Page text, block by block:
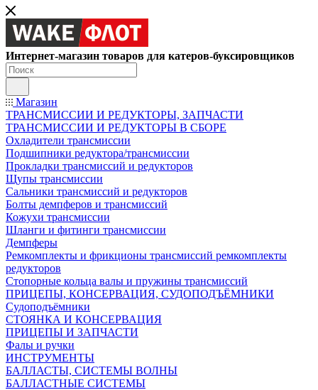
Интернет-магазин товаров для катеров-буксировщиков
Магазин
ТРАНСМИССИИ И РЕДУКТОРЫ, ЗАПЧАСТИ
ТРАНСМИССИИ И РЕДУКТОРЫ В СБОРЕ
Охладители трансмиссии
Подшипники редуктора/трансмиссии
Прокладки трансмиссий и редукторов
Щупы трансмиссии
Сальники трансмиссий и редукторов
Болты демпферов и трансмиссий
Кожухи трансмиссии
Шланги и фитинги трансмиссии
Демпферы
Ремкомплекты и фрикционы трансмиссий ремкомплекты
редукторов
Стопорные кольца валы и пружины трансмиссий
ПРИЦЕПЫ, КОНСЕРВАЦИЯ, СУДОПОДЪЁМНИКИ
Судоподъёмники
СТОЯНКА И КОНСЕРВАЦИЯ
ПРИЦЕПЫ И ЗАПЧАСТИ
Фалы и ручки
ИНСТРУМЕНТЫ
БАЛЛАСТЫ, СИСТЕМЫ ВОЛНЫ
БАЛЛАСТНЫЕ СИСТЕМЫ